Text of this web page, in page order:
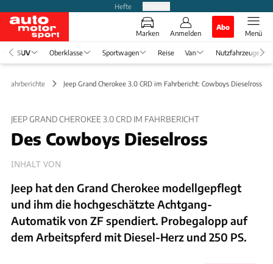
Hefte
Marken Anmelden
Abo
Menü
SUV Oberklasse Sportwagen Reise Van Nutzfahrzeuge
Fahrberichte Jeep Grand Cherokee 3.0 CRD im Fahrbericht: Cowboys Dieselross
JEEP GRAND CHEROKEE 3.0 CRD IM FAHRBERICHT
Des Cowboys Dieselross
INHALT VON
Jeep hat den Grand Cherokee modellgepflegt
und ihm die hochgeschätzte Achtgang-
Automatik von ZF spendiert. Probegalopp auf
dem Arbeitspferd mit Diesel-Herz und 250 PS.